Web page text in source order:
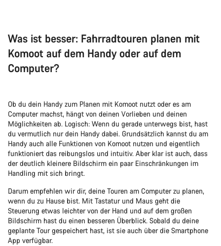
Was ist besser: Fahrradtouren planen mit
Komoot auf dem Handy oder auf dem
Computer?
Ob du dein Handy zum Planen mit Komoot nutzt oder es am
Computer machst, hängt von deinen Vorlieben und deinen
Möglichkeiten ab. Logisch: Wenn du gerade unterwegs bist, hast
du vermutlich nur dein Handy dabei. Grundsätzlich kannst du am
Handy auch alle Funktionen von Komoot nutzen und eigentlich
funktioniert das reibungslos und intuitiv. Aber klar ist auch, dass
der deutlich kleinere Bildschirm ein paar Einschränkungen im
Handling mit sich bringt.
Darum empfehlen wir dir, deine Touren am Computer zu planen,
wenn du zu Hause bist. Mit Tastatur und Maus geht die
Steuerung etwas leichter von der Hand und auf dem großen
Bildschirm hast du einen besseren Überblick. Sobald du deine
geplante Tour gespeichert hast, ist sie auch über die Smartphone
App verfügbar.